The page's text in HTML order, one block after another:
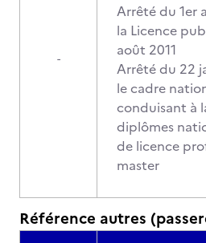
-
Arrêté du 1er
la Licence
août 2011
Arrêté du 22
le cadre
conduisant à
diplômes
de licence
master
Référence autres